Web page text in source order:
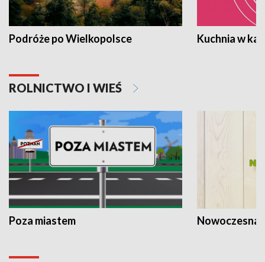
Podróże po Wielkopolsce Kuchnia w
ROLNICTWO I WIEŚ
Poza miastem Nowoczesna